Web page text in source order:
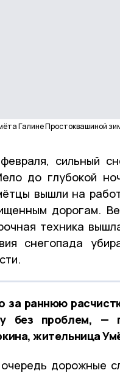
Галине Простоквашиной
сильный
до глубокой
вышли на
дорогам.
техника
снегопада
за раннюю
без проблем, —
жительница
дорожные